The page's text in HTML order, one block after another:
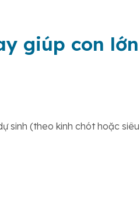
giúp con lớn
sinh (theo kinh chót hoặc siêu